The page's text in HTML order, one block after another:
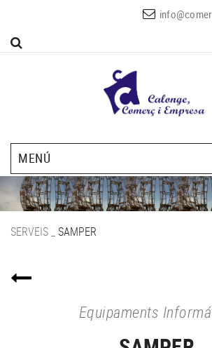
MENÚ
SERVEIS SAMPER
Equipaments